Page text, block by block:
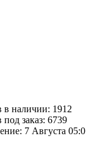
в наличии: 1912
под заказ: 6739
7 Августа